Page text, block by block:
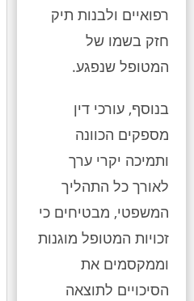
רפואיים ולבנות תיק
חזק בשמו של
המטופל שנפגע.
בנוסף, עורכי דין
מספקים הכוונה
ותמיכה יקרי ערך
לאורך כל התהליך
המשפטי, מבטיחים כי
זכויות המטופל מוגנות
וממקסמים את
הסיכויים לתוצאה